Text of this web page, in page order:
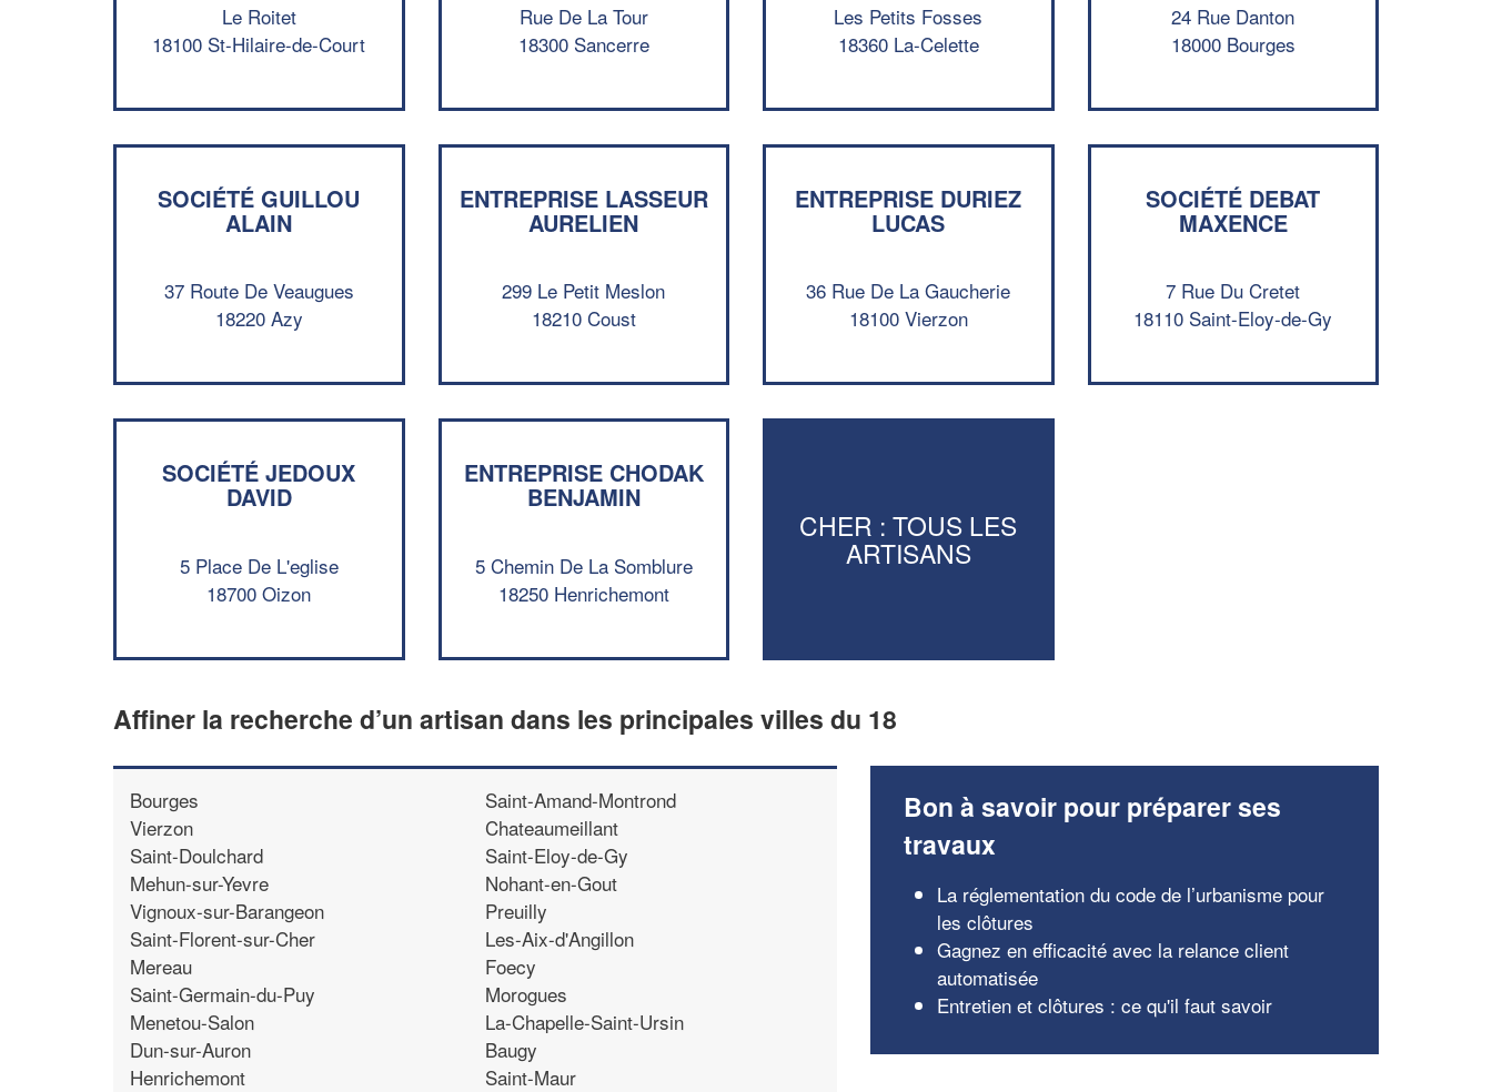
Le Roitet
18100 St-Hilaire-de-Court
Rue De La Tour
18300 Sancerre
Les Petits Fosses
18360 La-Celette
24 Rue Danton
18000 Bourges
SOCIÉTÉ GUILLOU
ALAIN
37 Route De Veaugues
18220 Azy
ENTREPRISE LASSEUR
AURELIEN
299 Le Petit Meslon
18210 Coust
ENTREPRISE DURIEZ
LUCAS
36 Rue De La Gaucherie
18100 Vierzon
SOCIÉTÉ DEBAT
MAXENCE
7 Rue Du Cretet
18110 Saint-Eloy-de-Gy
SOCIÉTÉ JEDOUX
DAVID
5 Place De L'eglise
18700 Oizon
ENTREPRISE CHODAK
BENJAMIN
5 Chemin De La Somblure
18250 Henrichemont
CHER : TOUS LES
ARTISANS
Affiner la recherche d’un artisan dans les principales villes du 18
Bourges
Vierzon
Saint-Doulchard
Mehun-sur-Yevre
Vignoux-sur-Barangeon
Saint-Florent-sur-Cher
Mereau
Saint-Germain-du-Puy
Menetou-Salon
Dun-sur-Auron
Henrichemont
Saint-Amand-Montrond
Chateaumeillant
Saint-Eloy-de-Gy
Nohant-en-Gout
Preuilly
Les-Aix-d'Angillon
Foecy
Morogues
La-Chapelle-Saint-Ursin
Baugy
Saint-Maur
Bon à savoir pour préparer ses
travaux
La réglementation du code de l’urbanisme pour
les clôtures
Gagnez en efficacité avec la relance client
automatisée
Entretien et clôtures : ce qu'il faut savoir
✕
Vous êtes un
Augmentez votre
nouveaux clients!
En savoir plus